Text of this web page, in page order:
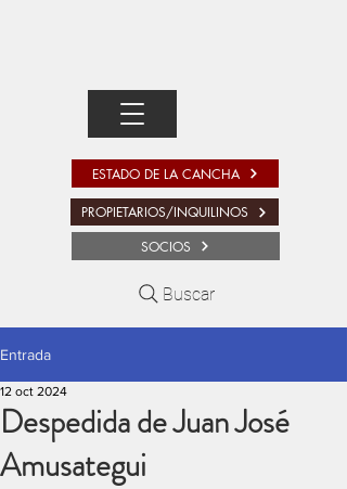
SOCIOS
ESTADO DE LA CANCHA
PROPIETARIOS/INQUILINOS
Buscar
Entrada
Despedida de Juan José
Amusategui
12 oct 2024